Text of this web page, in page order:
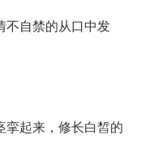
不自禁的从口中发
起来，修长白皙的